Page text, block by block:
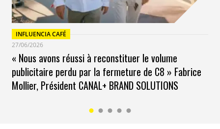
utilisé la plateforme chance.co depuis 2020, avec un
doublement des inscriptions depuis la crise du COVID.
« La meilleure façon de prédire le futur, c’est de le créer
» comme l’affirmait Abraham Lincoln. Alors vous aussi,
tentez votre chance….
INFLUENCIA CAFÉ
27/06/2026
« Nous avons réussi à reconstituer le volume
publicitaire perdu par la fermeture de C8 » Fabrice
Mollier, Président CANAL+ BRAND SOLUTIONS